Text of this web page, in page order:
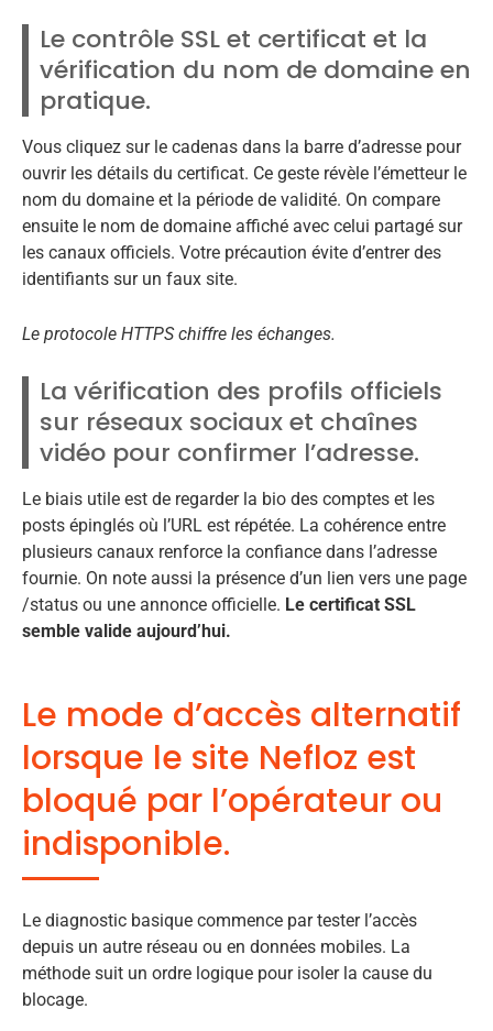
Le contrôle SSL et certificat et la
vérification du nom de domaine en
pratique.
Vous cliquez sur le cadenas dans la barre d’adresse pour
ouvrir les détails du certificat. Ce geste révèle l’émetteur le
nom du domaine et la période de validité. On compare
ensuite le nom de domaine affiché avec celui partagé sur
les canaux officiels. Votre précaution évite d’entrer des
identifiants sur un faux site.
Le protocole HTTPS chiffre les échanges.
La vérification des profils officiels
sur réseaux sociaux et chaînes
vidéo pour confirmer l’adresse.
Le biais utile est de regarder la bio des comptes et les
posts épinglés où l’URL est répétée. La cohérence entre
plusieurs canaux renforce la confiance dans l’adresse
fournie. On note aussi la présence d’un lien vers une page
/status ou une annonce officielle. Le certificat SSL
semble valide aujourd’hui.
Le mode d’accès alternatif
lorsque le site Nefloz est
bloqué par l’opérateur ou
indisponible.
Le diagnostic basique commence par tester l’accès
depuis un autre réseau ou en données mobiles. La
méthode suit un ordre logique pour isoler la cause du
blocage.